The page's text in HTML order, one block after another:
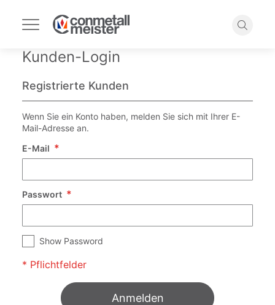
Navigation
umschalten
Suche
Kunden-Login
Registrierte Kunden
Wenn Sie ein Konto haben, melden Sie sich mit Ihrer E-
Mail-Adresse an.
E-Mail
Passwort
Show Password
Anmelden